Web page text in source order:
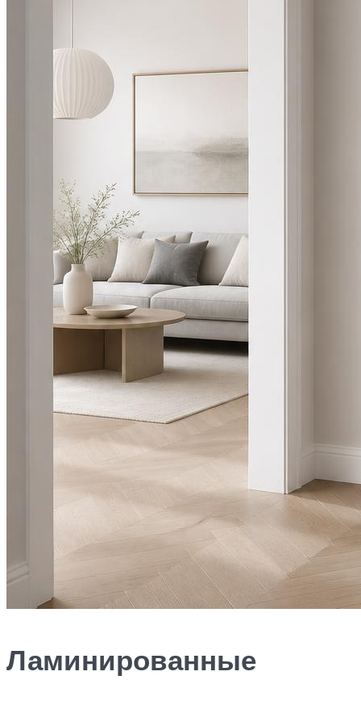
Ламинированные